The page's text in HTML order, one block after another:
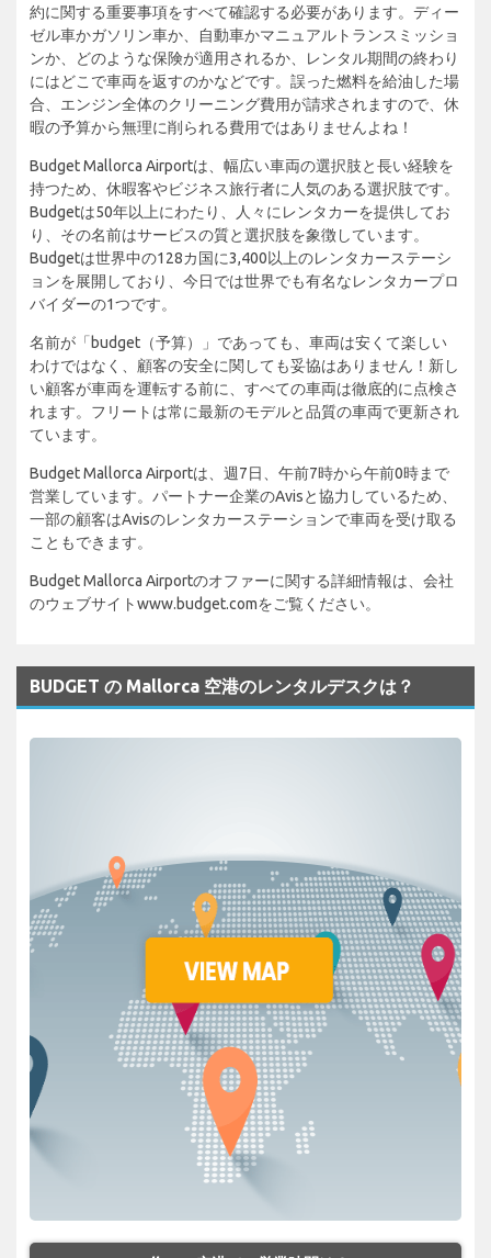
約に関する重要事項をすべて確認する必要があります。ディー
ゼル車かガソリン車か、自動車かマニュアルトランスミッショ
ンか、どのような保険が適用されるか、レンタル期間の終わり
にはどこで車両を返すのかなどです。誤った燃料を給油した場
合、エンジン全体のクリーニング費用が請求されますので、休
暇の予算から無理に削られる費用ではありませんよね！
Budget Mallorca Airportは、幅広い車両の選択肢と長い経験を
持つため、休暇客やビジネス旅行者に人気のある選択肢です。
Budgetは50年以上にわたり、人々にレンタカーを提供してお
り、その名前はサービスの質と選択肢を象徴しています。
Budgetは世界中の128カ国に3,400以上のレンタカーステーシ
ョンを展開しており、今日では世界でも有名なレンタカープロ
バイダーの1つです。
名前が「budget（予算）」であっても、車両は安くて楽しい
わけではなく、顧客の安全に関しても妥協はありません！新し
い顧客が車両を運転する前に、すべての車両は徹底的に点検さ
れます。フリートは常に最新のモデルと品質の車両で更新され
ています。
Budget Mallorca Airportは、週7日、午前7時から午前0時まで
営業しています。パートナー企業のAvisと協力しているため、
一部の顧客はAvisのレンタカーステーションで車両を受け取る
こともできます。
Budget Mallorca Airportのオファーに関する詳細情報は、会社
のウェブサイトwww.budget.comをご覧ください。
BUDGET の Mallorca 空港のレンタルデスクは？